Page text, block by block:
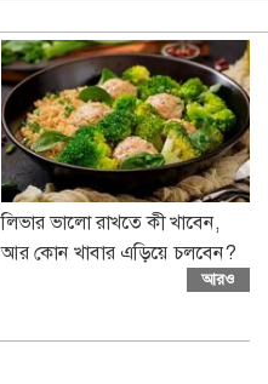
লিভার ভালো রাখতে কী খাবেন,
আর কোন খাবার এড়িয়ে চলবেন?
আরও